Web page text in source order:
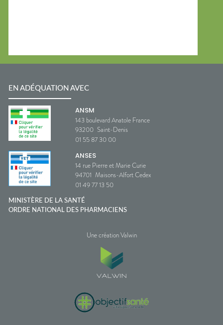
EN ADÉQUATION AVEC
ANSM
143 boulevard Anatole France
93200 Saint-Denis
01 55 87 30 00
ANSES
14 rue Pierre et Marie Curie
94701 Maisons-Alfort Cedex
01 49 77 13 50
MINISTÈRE DE LA SANTÉ
ORDRE NATIONAL DES PHARMACIENS
Une création Valwin